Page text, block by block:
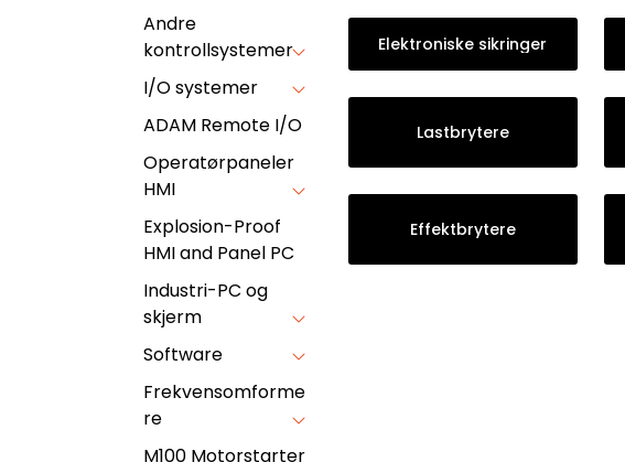
Andre
kontrollsystemer
I/O systemer
ADAM Remote I/O
Operatørpaneler
HMI
Explosion-Proof
HMI and Panel PC
Industri-PC og
skjerm
Software
Frekvensomforme
re
M100 Motorstarter
Elektroniske sikringer
Lastbrytere
Effektbrytere